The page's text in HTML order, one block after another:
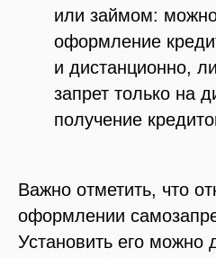
или займом: можно
оформление
и дистанционно,
запрет только на
получение
Важно отметить, что
оформлении
Установить его можно